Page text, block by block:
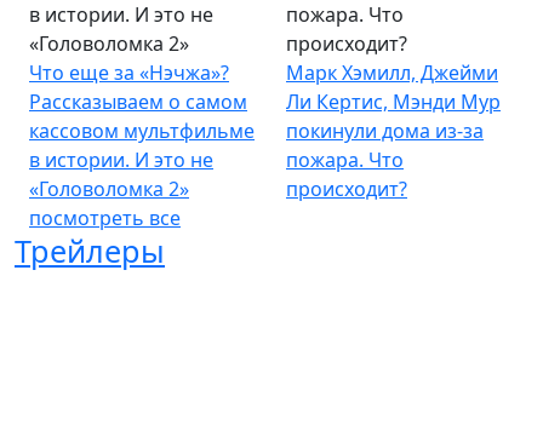
в истории. И это не
«Головоломка 2»
Что еще за «Нэчжа»?
Рассказываем о самом
кассовом мультфильме
в истории. И это не
«Головоломка 2»
пожара. Что
происходит?
Марк Хэмилл, Джейми
Ли Кертис, Мэнди Мур
покинули дома из-за
пожара. Что
происходит?
посмотреть все
Трейлеры